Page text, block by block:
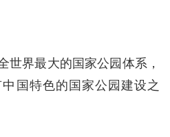
世界最大的国家公园体系，
国特色的国家公园建设之